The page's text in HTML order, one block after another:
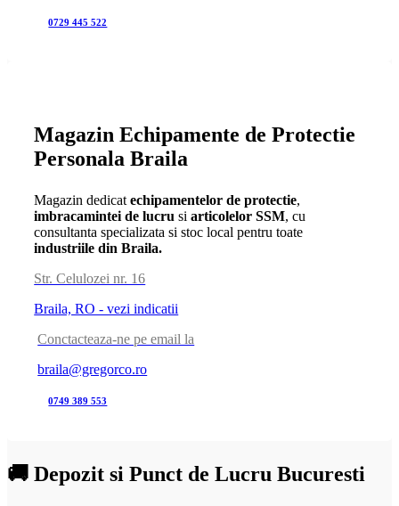
0729 445 522
Magazin Echipamente de Protectie
Personala Braila
Magazin dedicatechipamentelor de protectie,
imbracamintei de lucru siarticolelor SSM, cu
consultanta specializata si stoc local pentru toate
industriile din Braila.
Str. Celulozei nr. 16
Braila, RO - vezi indicatii
Conctacteaza-ne pe email la
braila@gregorco.ro
0749 389 553
🚚 Depozit si Punct de Lucru Bucuresti